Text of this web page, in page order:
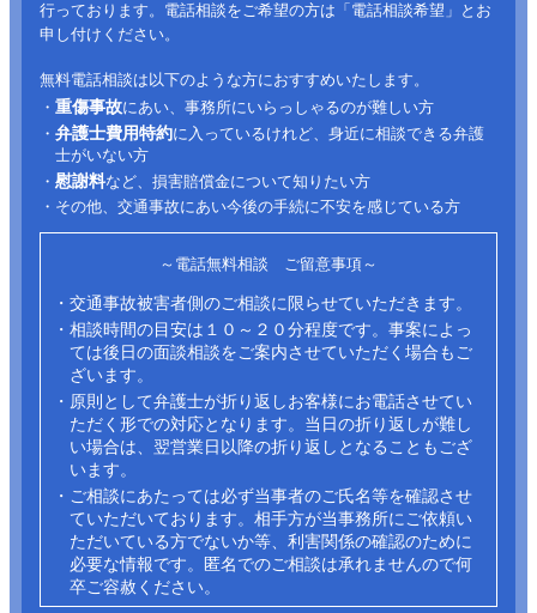
行っております。電話相談をご希望の方は「電話相談希望」とお
申し付けください。
無料電話相談は以下のような方におすすめいたします。
・ 重傷事故にあい、事務所にいらっしゃるのが難しい方
・ 弁護士費用特約に入っているけれど、身近に相談できる弁護
士がいない方
・ 慰謝料など、損害賠償金について知りたい方
・その他、交通事故にあい今後の手続に不安を感じている方
～電話無料相談 ご留意事項～
・交通事故被害者側のご相談に限らせていただきます。
・相談時間の目安は１０～２０分程度です。事案によっ
ては後日の面談相談をご案内させていただく場合もご
ざいます。
・原則として弁護士が折り返しお客様にお電話させてい
ただく形での対応となります。当日の折り返しが難し
い場合は、翌営業日以降の折り返しとなることもござ
います。
・ご相談にあたっては必ず当事者のご氏名等を確認させ
ていただいております。相手方が当事務所にご依頼い
ただいている方でないか等、利害関係の確認のために
必要な情報です。匿名でのご相談は承れませんので何
卒ご容赦ください。​